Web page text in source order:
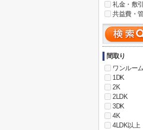
礼金・敷
共益費・
間取り
ワンルーム
1DK
2K
2LDK
3DK
4K
4LDK以上